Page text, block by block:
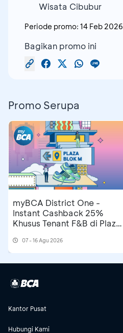
Wisata Cibubur
Periode promo: 14 Feb 2026
Bagikan promo ini
Promo Serupa
myBCA District One -
Instant Cashback 25%
Khusus Tenant F&B di Plaza
07 - 16 Agu 2026
Kantor Pusat
Hubungi Kami